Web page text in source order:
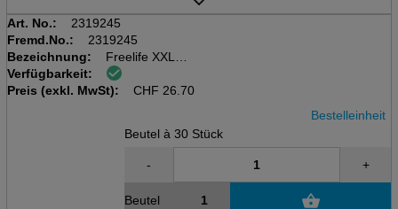
Art. No.:
2319245
Fremd.No.:
2319245
Bezeichnung:
Freelife XXL
Beutel à 30 Stk.
15+kg
Verfügbarkeit:
Preis (exkl. MwSt):
CHF 26.70
Bestelleinheit
Beutel à 30 Stück
- +
Beutel